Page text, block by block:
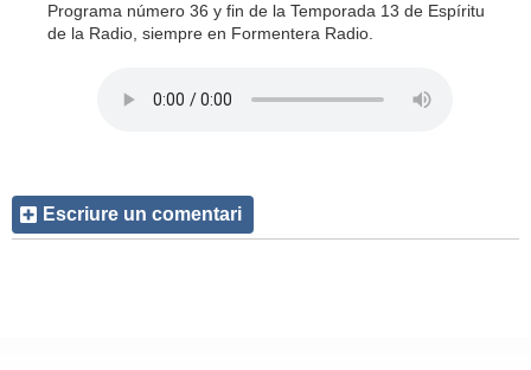
Programa número 36 y fin de la Temporada 13 de Espíritu
de la Radio, siempre en Formentera Radio.
Escriure un comentari